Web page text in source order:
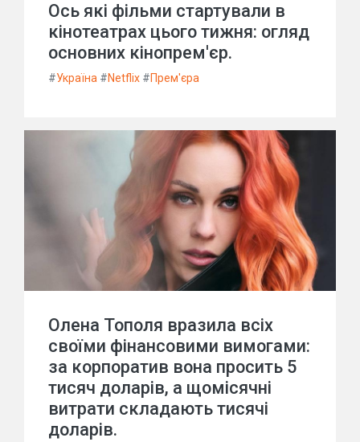
Ось які фільми стартували в
кінотеатрах цього тижня: огляд
основних кінопрем'єр.
#Україна #Netflix #Прем'єра
Олена Тополя вразила всіх
своїми фінансовими вимогами:
за корпоратив вона просить 5
тисяч доларів, а щомісячні
витрати складають тисячі
доларів.